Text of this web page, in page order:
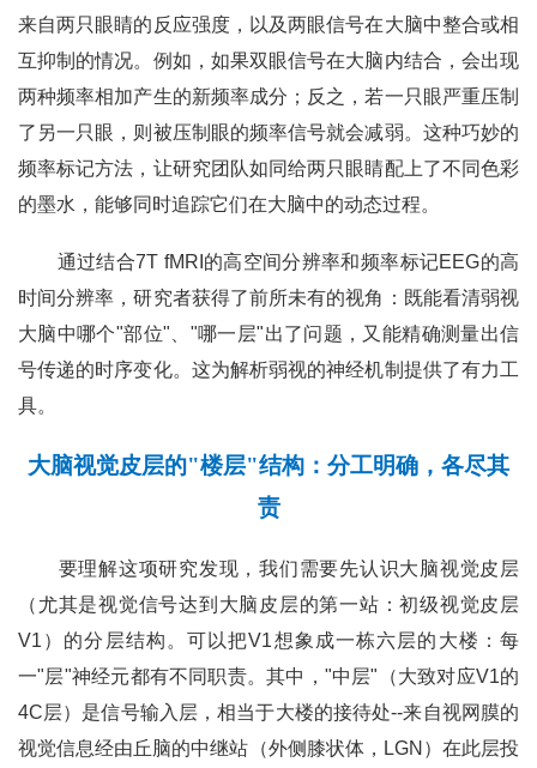
来自两只眼睛的反应强度，以及两眼信号在大脑中整合或相
互抑制的情况。例如，如果双眼信号在大脑内结合，会出现
两种频率相加产生的新频率成分；反之，若一只眼严重压制
了另一只眼，则被压制眼的频率信号就会减弱。这种巧妙的
频率标记方法，让研究团队如同给两只眼睛配上了不同色彩
的墨水，能够同时追踪它们在大脑中的动态过程。
通过结合7T fMRI的高空间分辨率和频率标记EEG的高
时间分辨率，研究者获得了前所未有的视角：既能看清弱视
大脑中哪个"部位"、"哪一层"出了问题，又能精确测量出信
号传递的时序变化。这为解析弱视的神经机制提供了有力工
具。
大脑视觉皮层的"楼层"结构：分工明确，各尽其
责
要理解这项研究发现，我们需要先认识大脑视觉皮层
（尤其是视觉信号达到大脑皮层的第一站：初级视觉皮层
V1）的分层结构。可以把V1想象成一栋六层的大楼：每
一"层"神经元都有不同职责。其中，"中层"（大致对应V1的
4C层）是信号输入层，相当于大楼的接待处--来自视网膜的
视觉信息经由丘脑的中继站（外侧膝状体，LGN）在此层投